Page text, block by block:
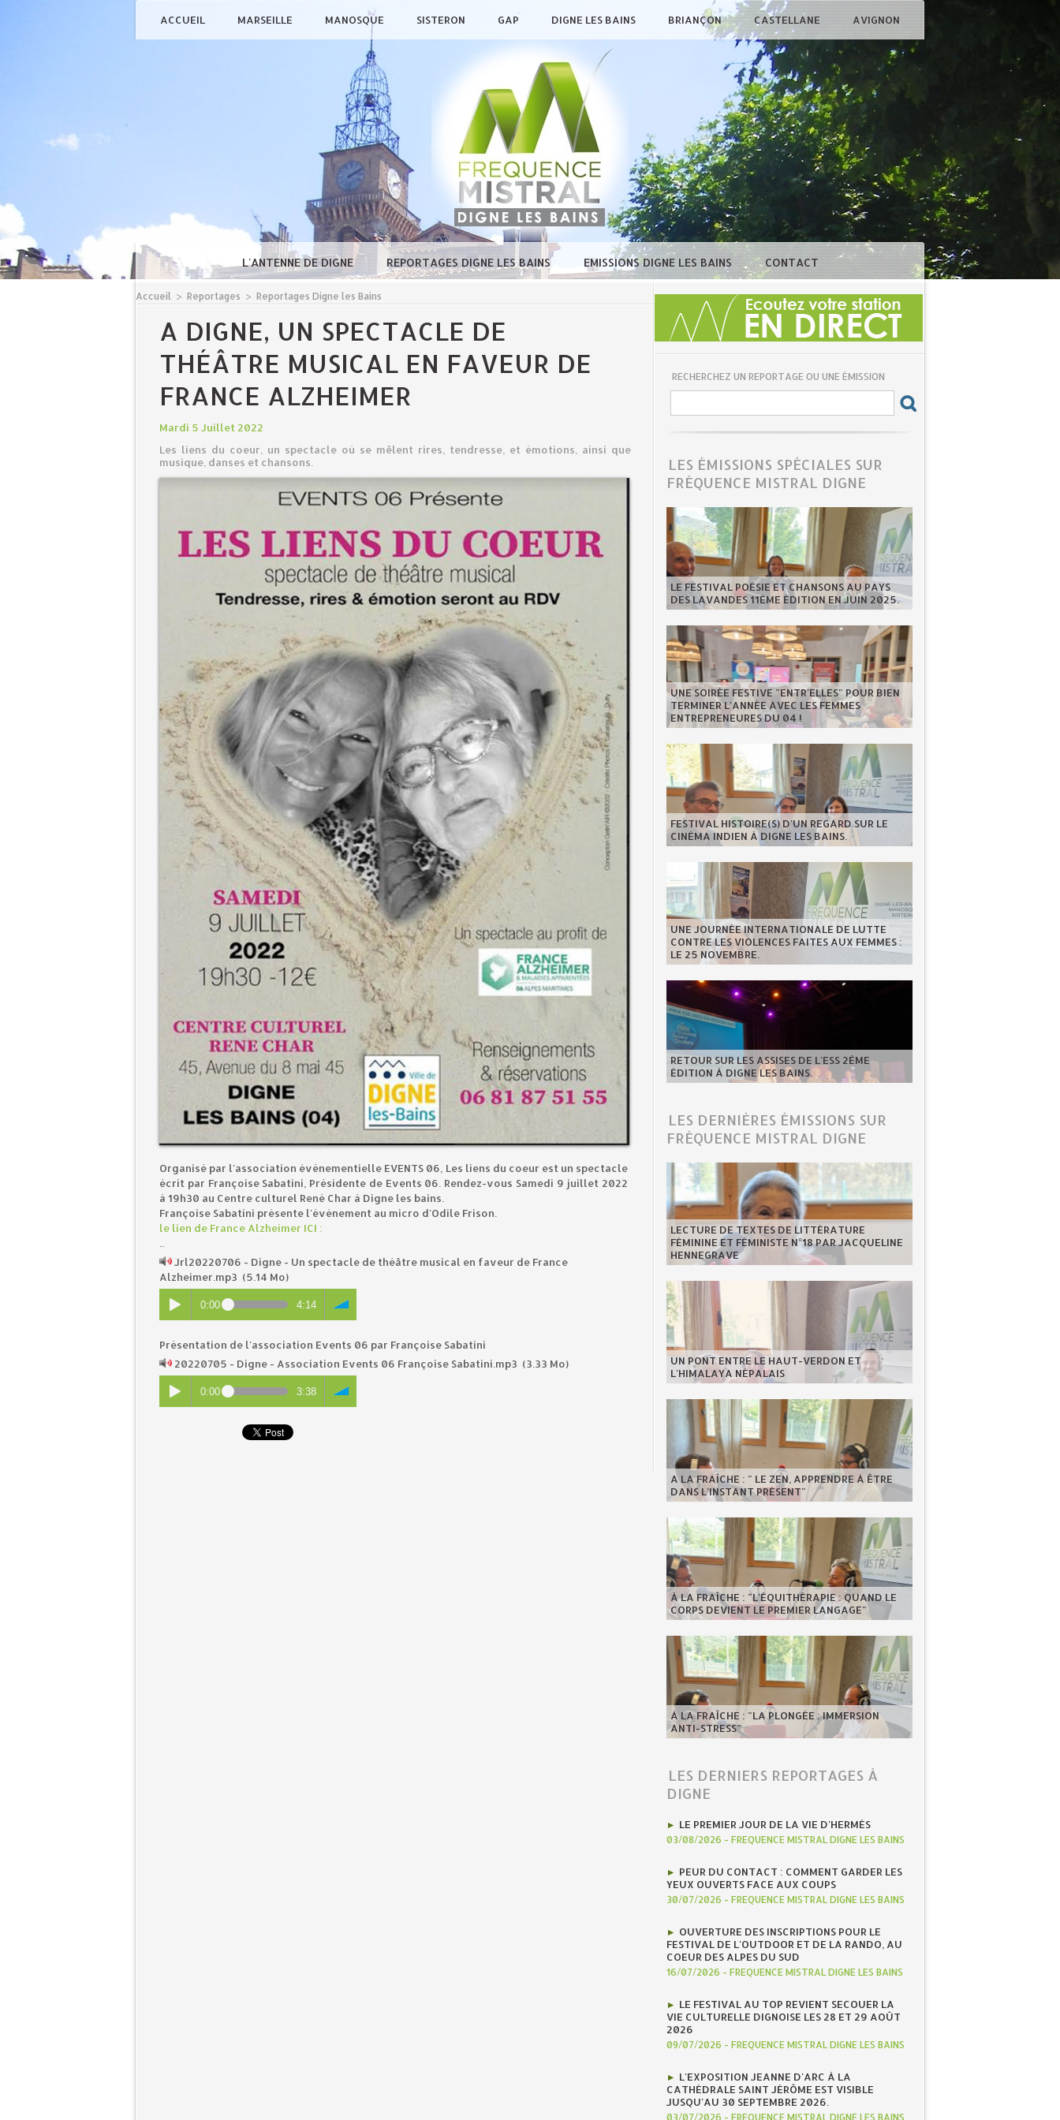
ACCUEIL MARSEILLE MANOSQUE SISTERON GAP DIGNE LES BAINS BRIANÇON CASTELLANE AVIGNON
L'ANTENNE DE DIGNE REPORTAGES DIGNE LES BAINS EMISSIONS DIGNE LES BAINS CONTACT
Accueil > Reportages > Reportages Digne les Bains
A DIGNE, UN SPECTACLE DE
THÉÂTRE MUSICAL EN FAVEUR DE
FRANCE ALZHEIMER
Mardi 5 Juillet 2022
Les liens du coeur, un spectacle où se mêlent rires, tendresse, et émotions, ainsi que
musique, danses et chansons.
Organisé par l'association événementielle EVENTS 06, Les liens du coeur est un spectacle
écrit par Françoise Sabatini, Présidente de Events 06. Rendez-vous Samedi 9 juillet 2022
à 19h30 au Centre culturel René Char à Digne les bains.
Françoise Sabatini présente l'événement au micro d'Odile Frison.
le lien de France Alzheimer ICI :
Jrl20220706 - Digne - Un spectacle de théâtre musical en faveur de France
Alzheimer.mp3 (5.14 Mo)
0:00 4:14
Présentation de l'association Events 06 par Françoise Sabatini
20220705 - Digne - Association Events 06 Françoise Sabatini.mp3 (3.33 Mo)
0:00 3:38
RECHERCHEZ UN REPORTAGE OU UNE ÉMISSION
LES ÉMISSIONS SPÉCIALES SUR
FRÉQUENCE MISTRAL DIGNE
LE FESTIVAL POÉSIE ET CHANSONS AU PAYS
DES LAVANDES 11ÈME ÉDITION EN JUIN 2025.
UNE SOIRÉE FESTIVE "ENTR'ELLES" POUR BIEN
TERMINER L'ANNÉE AVEC LES FEMMES
ENTREPRENEURES DU 04 !
FESTIVAL HISTOIRE(S) D'UN REGARD SUR LE
CINÉMA INDIEN À DIGNE LES BAINS.
UNE JOURNÉE INTERNATIONALE DE LUTTE
CONTRE LES VIOLENCES FAITES AUX FEMMES :
LE 25 NOVEMBRE.
RETOUR SUR LES ASSISES DE L'ESS 2ÈME
ÉDITION À DIGNE LES BAINS.
LES DERNIÈRES ÉMISSIONS SUR
FRÉQUENCE MISTRAL DIGNE
LECTURE DE TEXTES DE LITTÉRATURE
FÉMININE ET FÉMINISTE N°18 PAR JACQUELINE
HENNEGRAVE
UN PONT ENTRE LE HAUT-VERDON ET
L'HIMALAYA NÉPALAIS
A LA FRAÎCHE : " LE ZEN, APPRENDRE À ÊTRE
DANS L'INSTANT PRÉSENT"
À LA FRAÎCHE : "L'ÉQUITHÉRAPIE : QUAND LE
CORPS DEVIENT LE PREMIER LANGAGE"
À LA FRAÎCHE : "LA PLONGÉE : IMMERSION
ANTI-STRESS"
LES DERNIERS REPORTAGES À
DIGNE
LE PREMIER JOUR DE LA VIE D'HERMÈS
03/08/2026 - FREQUENCE MISTRAL DIGNE LES BAINS
PEUR DU CONTACT : COMMENT GARDER LES
YEUX OUVERTS FACE AUX COUPS
30/07/2026 - FREQUENCE MISTRAL DIGNE LES BAINS
OUVERTURE DES INSCRIPTIONS POUR LE
FESTIVAL DE L'OUTDOOR ET DE LA RANDO, AU
COEUR DES ALPES DU SUD
16/07/2026 - FREQUENCE MISTRAL DIGNE LES BAINS
LE FESTIVAL AU TOP REVIENT SECOUER LA
VIE CULTURELLE DIGNOISE LES 28 ET 29 AOÛT
2026
09/07/2026 - FREQUENCE MISTRAL DIGNE LES BAINS
L'EXPOSITION JEANNE D'ARC À LA
CATHÉDRALE SAINT JÉRÔME EST VISIBLE
JUSQU'AU 30 SEPTEMBRE 2026.
03/07/2026 - FREQUENCE MISTRAL DIGNE LES BAINS